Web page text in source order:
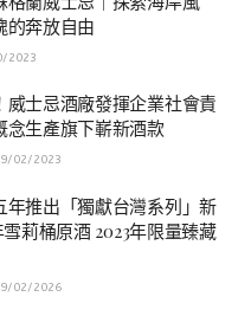
的奔放自由
2023
威士忌酒廠發揮企業社會責
念生產旗下嶄新酒款
02/2023
年推出「獨獻台灣系列」新
莉桶原酒 2023年限量臻藏
02/2026